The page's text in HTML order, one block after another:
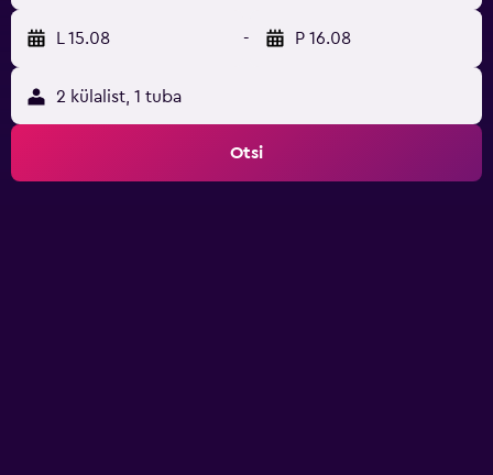
L 15.08 - P 16.08
2 külalist, 1 tuba
Otsi